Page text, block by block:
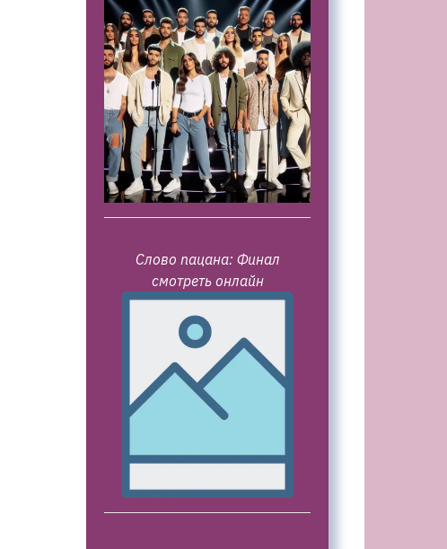
Слово пацана: Финал
смотреть онлайн